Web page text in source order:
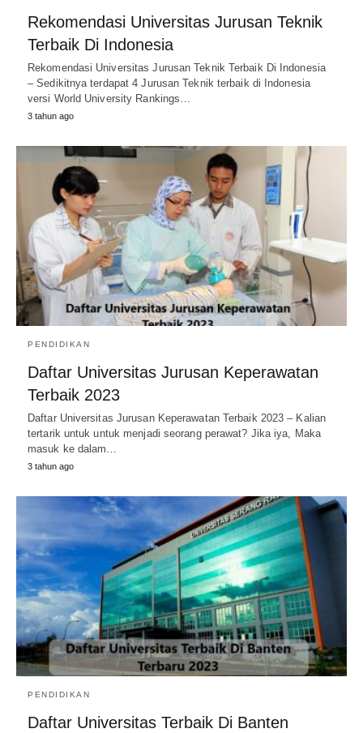
Rekomendasi Universitas Jurusan Teknik
Terbaik Di Indonesia
Rekomendasi Universitas Jurusan Teknik Terbaik Di Indonesia
– Sedikitnya terdapat 4 Jurusan Teknik terbaik di Indonesia
versi World University Rankings…
3 tahun ago
PENDIDIKAN
Daftar Universitas Jurusan Keperawatan
Terbaik 2023
Daftar Universitas Jurusan Keperawatan Terbaik 2023 – Kalian
tertarik untuk untuk menjadi seorang perawat? Jika iya, Maka
masuk ke dalam…
3 tahun ago
PENDIDIKAN
Daftar Universitas Terbaik Di Banten